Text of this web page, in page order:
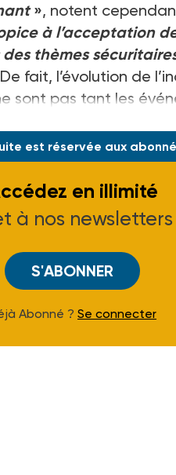
», notent
à l’acceptation
thèmes
fait, l’évolution de
sont pas tant les
est réservée aux
en illimité
à nos
S'ABONNER
Abonné ? Se connecter